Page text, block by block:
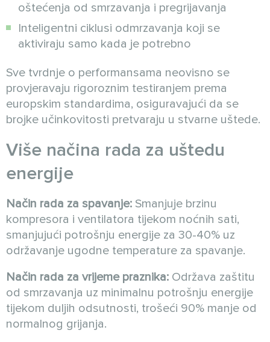
oštećenja od smrzavanja i pregrijavanja
Inteligentni ciklusi odmrzavanja koji se
aktiviraju samo kada je potrebno
Sve tvrdnje o performansama neovisno se
provjeravaju rigoroznim testiranjem prema
europskim standardima, osiguravajući da se
brojke učinkovitosti pretvaraju u stvarne uštede.
Više načina rada za uštedu
energije
Način rada za spavanje: Smanjuje brzinu
kompresora i ventilatora tijekom noćnih sati,
smanjujući potrošnju energije za 30-40% uz
održavanje ugodne temperature za spavanje.
Način rada za vrijeme praznika: Održava zaštitu
od smrzavanja uz minimalnu potrošnju energije
tijekom duljih odsutnosti, trošeći 90% manje od
normalnog grijanja.